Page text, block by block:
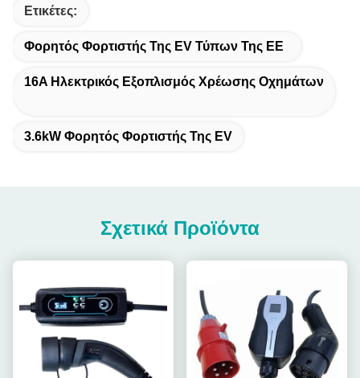
Ετικέτες:
Φορητός Φορτιστής Της EV Τύπων Της ΕΕ
16A Ηλεκτρικός Εξοπλισμός Χρέωσης Οχημάτων
3.6kW Φορητός Φορτιστής Της EV
Σχετικά Προϊόντα